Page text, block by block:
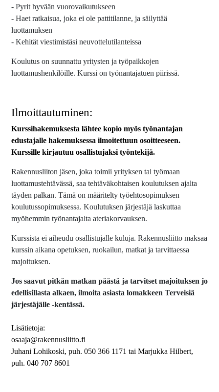
- Pyrit hyvään vuorovaikutukseen
- Haet ratkaisua, joka ei ole pattitilanne, ja säilyttää
luottamuksen
- Kehität viestimistäsi neuvottelutilanteissa
Koulutus on suunnattu yritysten ja työpaikkojen
luottamushenkilöille. Kurssi on työnantajatuen piirissä.
Ilmoittautuminen:
Kurssihakemuksesta lähtee kopio myös työnantajan
edustajalle hakemuksessa ilmoitettuun osoitteeseen.
Kurssille kirjautuu osallistujaksi työntekijä.
Rakennusliiton jäsen, joka toimii yrityksen tai työmaan
luottamustehtävässä, saa tehtäväkohtaisen koulutuksen ajalta
täyden palkan. Tämä on määritelty työehtosopimuksen
koulutussopimuksessa. Koulutuksen järjestäjä laskuttaa
myöhemmin työnantajalta ateriakorvauksen.
Kurssista ei aiheudu osallistujalle kuluja. Rakennusliitto maksaa
kurssin aikana opetuksen, ruokailun, matkat ja tarvittaessa
majoituksen.
Jos saavut pitkän matkan päästä ja tarvitset majoituksen jo
edellisillasta alkaen, ilmoita asiasta lomakkeen Terveisiä
järjestäjälle -kentässä.
Lisätietoja:
osaaja@rakennusliitto.fi
Juhani Lohikoski, puh. 050 366 1171 tai Marjukka Hilbert,
puh. 040 707 8601